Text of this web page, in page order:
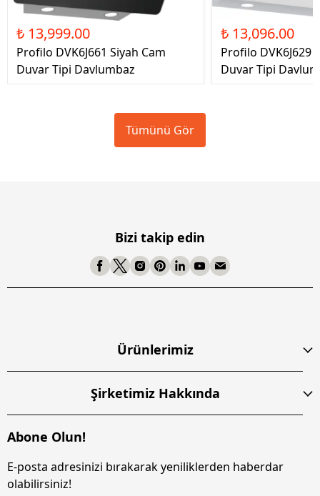
₺ 13,999.00
Profilo DVK6J661 Siyah Cam
Duvar Tipi Davlumbaz
₺ 13,096.00
Profilo DVK6J629
Duvar Tipi
Tümünü Gör
Bizi takip edin
Ürünlerimiz
Şirketimiz Hakkında
Abone Olun!
E-posta adresinizi bırakarak yeniliklerden haberdar
olabilirsiniz!